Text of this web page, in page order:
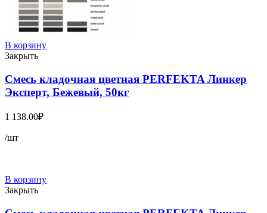
В корзину
Закрыть
Смесь кладочная цветная PERFEKTA Линкер
Эксперт, Бежевый, 50кг
1 138.00₽
/шт
В корзину
Закрыть